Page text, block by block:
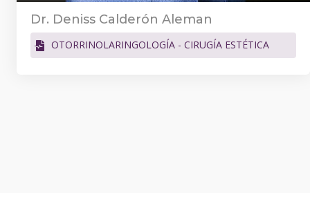
Dr. Deniss Calderón Aleman
OTORRINOLARINGOLOGÍA - CIRUGÍA ESTÉTICA